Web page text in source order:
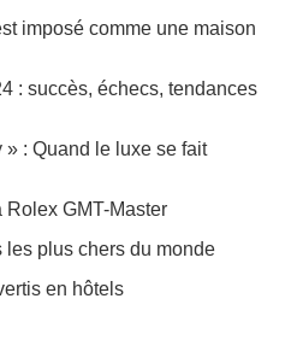
imposé comme une maison
: succès, échecs, tendances
» : Quand le luxe se fait
Rolex GMT-Master
les plus chers du monde
en hôtels